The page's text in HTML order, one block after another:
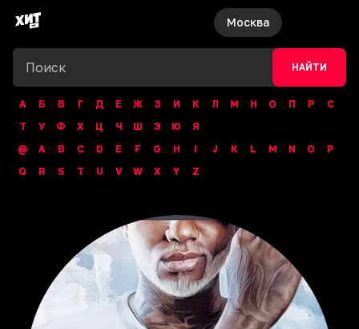
Москва
НАЙТИ
А Б В Г Д Е Ж З И К Л М Н О П Р
С
Т
У Ф Х Ц Ч Ш Э Ю
Я
@
A B C D E F G H I J K L M N O
P
Q
R S T U V W X Y Z